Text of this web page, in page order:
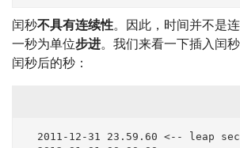
闰秒不具有连续性。因此，时间并不是
一秒为单位步进。我们来看一下插入闰
闰秒后的秒：